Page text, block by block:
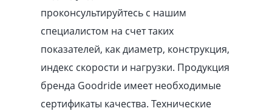
проконсультируйтесь с нашим
специалистом на счет таких
показателей, как диаметр, конструкция,
индекс скорости и нагрузки. Продукция
бренда Goodride имеет необходимые
сертификаты качества. Технические